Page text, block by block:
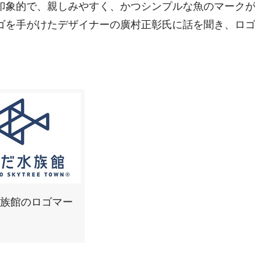
的で、親しみやすく、かつシンプルな魚のマークが
手がけたデザイナーの廣村正彰氏に話を聞き、ロゴ
館のロゴマー